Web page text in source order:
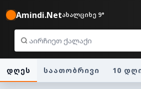
Amindi.Netახალციხე 9°
დღეს საათობრივი 10